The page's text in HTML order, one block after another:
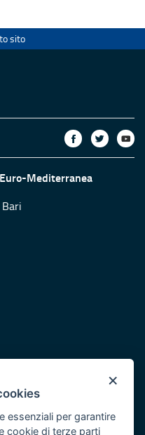
sito
Mediterranea
×
essenziali per garantire
cookie di terze parti